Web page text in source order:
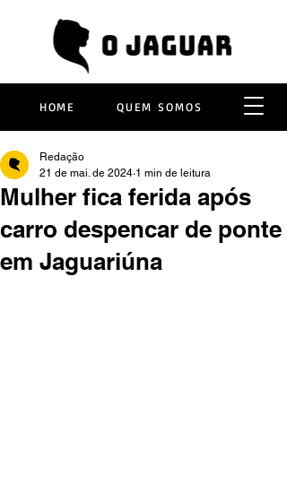
HOME QUEM SOMOS
Mulher fica ferida após
carro despencar de ponte
em Jaguariúna
Redação
21 de mai. de 2024 1 min de leitura